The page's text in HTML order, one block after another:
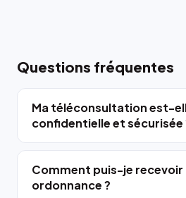
Questions fréquentes
Ma téléconsultation est-
confidentielle et sécurisée
Comment puis-je recevoir
ordonnance ?